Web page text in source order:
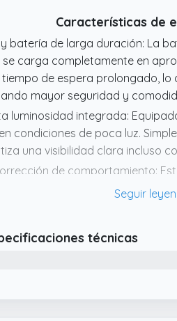
Características de
batería de larga duración: La
se carga completamente en
de espera prolongado,
mayor seguridad y
luminosidad integrada:
condiciones de poca luz.
una visibilidad clara incluso
de comportamiento:
de su perro. Si su perro
para perros se puede usar
ultrasónico atrae
ultrasónico ajustable de tres
entre 25 kHz y 40 kHz,
técnicas